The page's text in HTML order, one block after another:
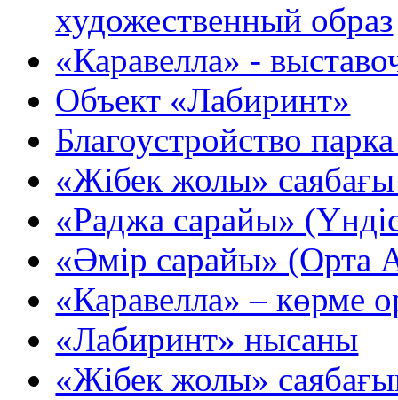
художественный образ
«Каравелла» -
Объект «Лабиринт»
Благоустройство
«Жібек жолы»
«Раджа сарайы»
«Әмір сарайы» (Орта
«Каравелла» – көрме
«Лабиринт» нысаны
«Жібек жолы»